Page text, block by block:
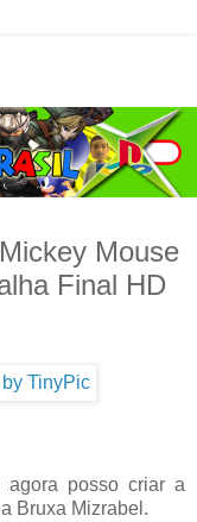
Mouse
Final HD
agora posso criar a
Bruxa Mizrabel.